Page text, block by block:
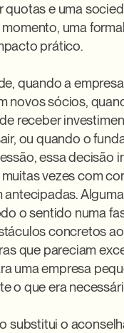
quotas e uma
uma
prático.
quando a
novos sócios,
receber
ou quando o
essa decisão
vezes com
antecipadas.
o sentido numa
concretos
que pareciam
uma empresa
o que era
substitui o